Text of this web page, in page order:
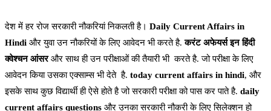
देश में हर रोज सरकारी नौकरियां निकलती है। Daily Current Affairs in
Hindi और युवा उन नौकरियों के लिए आवेदन भी करते है.करंट अफेयर्स इन हिंदी
क्वेश्चन आंसरऔर साथ ही उन परीक्षाओं की तैयारी भी करते है. जो परीक्षा के लिए
आवेदन किया उसका एक्साम्स भी देते है. today current affairs in hindi, और
इसके साथ कुछ विद्यार्थी ही ऐसे होते है जो सरकारी परीक्षा को पास कर पाते है. daily
current affairs questions और उनका सरकारी नौकरी के लिए सिलेक्शन हो